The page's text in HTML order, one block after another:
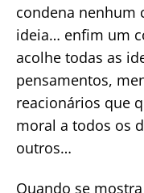
condena nenhum
ideia… enfim um
acolhe todas as
pensamentos,
reacionários que
moral a todos os
outros…
Quando se